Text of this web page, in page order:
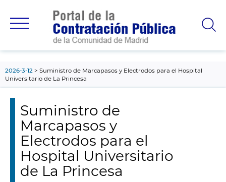
principal
2026-3-12
Suministro de Marcapasos y Electrodos para el Hospital
Universitario de La Princesa
Suministro de
Marcapasos y
Electrodos para el
Hospital Universitario
de La Princesa